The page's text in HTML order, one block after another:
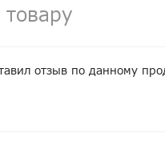
отзыв по данному